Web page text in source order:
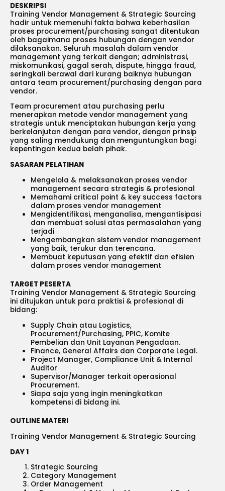
DESKRIPSI
Training Vendor Management & Strategic Sourcing
hadir untuk memenuhi fakta bahwa keberhasilan
proses procurement/purchasing sangat ditentukan
oleh bagaimana proses hubungan dengan vendor
dilaksanakan. Seluruh masalah dalam vendor
management yang terkait dengan; administrasi,
miskomunikasi, gagal serah, dispute, hingga fraud,
seringkali berawal dari kurang baiknya hubungan
antara team procurement/purchasing dengan para
vendor.
Team procurement atau purchasing perlu
menerapkan metode vendor management yang
strategis untuk menciptakan hubungan kerja yang
berkelanjutan dengan para vendor, dengan prinsip
yang saling mendukung dan menguntungkan bagi
kepentingan kedua belah pihak.
SASARAN PELATIHAN
Mengelola & melaksanakan proses vendor
management secara strategis & profesional
Memahami critical point & key success factors
dalam proses vendor management
Mengidentifikasi, menganalisa, mengantisipasi
dan membuat solusi atas permasalahan yang
terjadi
Mengembangkan sistem vendor management
yang baik, terukur dan terencana.
Membuat keputusan yang efektif dan efisien
dalam proses vendor management
TARGET PESERTA
Training Vendor Management & Strategic Sourcing
ini ditujukan untuk para praktisi & profesional di
bidang:
Supply Chain atau Logistics,
Procurement/Purchasing, PPIC, Komite
Pembelian dan Unit Layanan Pengadaan.
Finance, General Affairs dan Corporate Legal.
Project Manager, Compliance Unit & Internal
Auditor
Supervisor/Manager terkait operasional
Procurement.
Siapa saja yang ingin meningkatkan
kompetensi di bidang ini.
OUTLINE MATERI
Training Vendor Management & Strategic Sourcing
DAY 1
Strategic Sourcing
Category Management
Order Management